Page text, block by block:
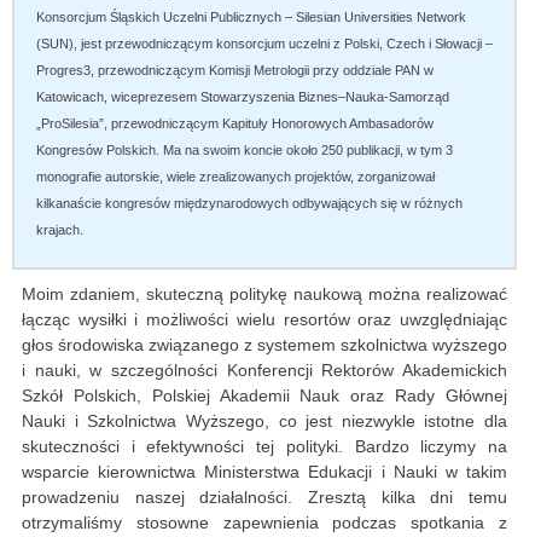
Konsorcjum Śląskich Uczelni Publicznych – Silesian Universities Network
(SUN), jest przewodniczącym konsorcjum uczelni z Polski, Czech i Słowacji –
Progres3, przewodniczącym Komisji Metrologii przy oddziale PAN w
Katowicach, wiceprezesem Stowarzyszenia Biznes–Nauka-Samorząd
„ProSilesia”, przewodniczącym Kapituły Honorowych Ambasadorów
Kongresów Polskich. Ma na swoim koncie około 250 publikacji, w tym 3
monografie autorskie, wiele zrealizowanych projektów, zorganizował
kilkanaście kongresów międzynarodowych odbywających się w różnych
krajach.
Moim zdaniem, skuteczną politykę naukową można realizować
łącząc wysiłki i możliwości wielu resortów oraz uwzględniając
głos środowiska związanego z systemem szkolnictwa wyższego
i nauki, w szczególności Konferencji Rektorów Akademickich
Szkół Polskich, Polskiej Akademii Nauk oraz Rady Głównej
Nauki i Szkolnictwa Wyższego, co jest niezwykle istotne dla
skuteczności i efektywności tej polityki. Bardzo liczymy na
wsparcie kierownictwa Ministerstwa Edukacji i Nauki w takim
prowadzeniu naszej działalności. Zresztą kilka dni temu
otrzymaliśmy stosowne zapewnienia podczas spotkania z